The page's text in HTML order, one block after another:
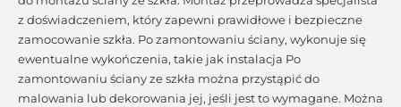
z doświadczeniem, który zapewni prawidłowe i bezpieczne
zamocowanie szkła. Po zamontowaniu ściany, wykonuje się
ewentualne wykończenia, takie jak instalacja Po
zamontowaniu ściany ze szkła można przystąpić do
malowania lub dekorowania jej, jeśli jest to wymagane. Można